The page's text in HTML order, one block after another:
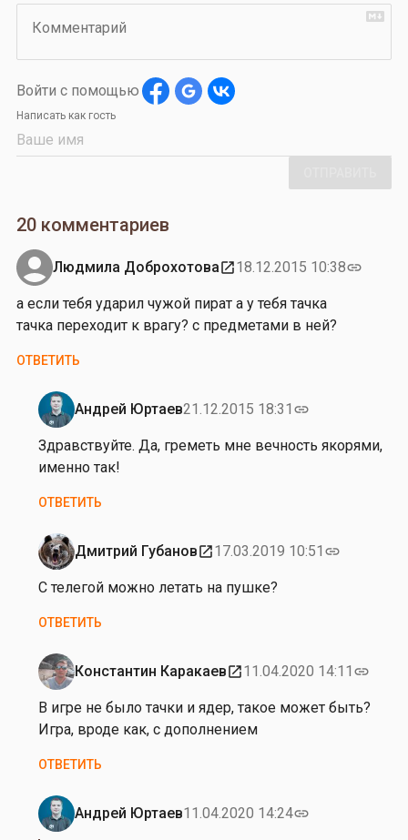
Комментарий
Войти с помощью
Написать как гость
20 комментариев
Людмила Доброхотоваopen_in_new18.12.2015 10:38link
а если тебя ударил чужой пират а у тебя тачка
тачка переходит к врагу? с предметами в ней?
ОТВЕТИТЬ
Андрей Юртаев21.12.2015 18:31 link
Ответ
на
от
ю
м
и
л
а
о
б
р
о
о
о
в
Здравствуйте. Да, греметь мне вечность якорями,
именно так!
ОТВЕТИТЬ
Дмитрий Губановopen_in_new17.03.2019 10:51 link
Ответ
на
Л
д
м
и
л
а
о
б
С телегой можно летать на пушке?
ОТВЕТИТЬ
Константин Каракаевopen_in_new11.04.2020 14:11 link
Ответ
на
от
ю
м
и
В игре не было тачки и ядер, такое может быть?
Игра, вроде как, с дополнением
ОТВЕТИТЬ
Андрей Юртаев11.04.2020 14:24link
Ответ